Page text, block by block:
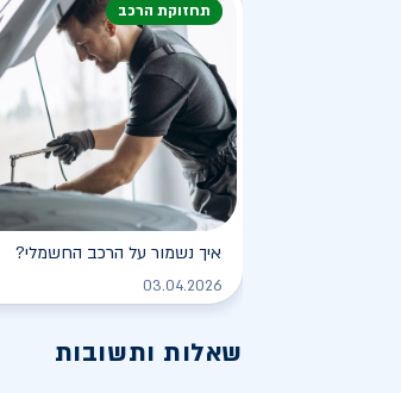
תחזוקת הרכב
איך נשמור על הרכב החשמלי?
03.04.2026
שאלות ותשובות